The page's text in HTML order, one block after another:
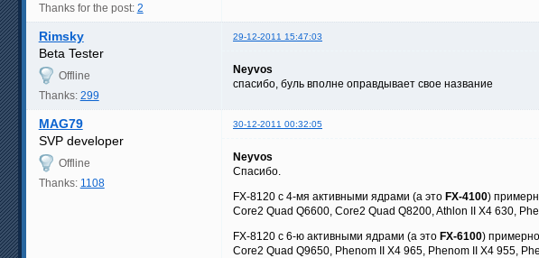
Thanks for the post: 2
Rimsky 29-12-2011 15:47:03
Beta Tester
Offline
Thanks: 299
Neyvos
спасибо, буль вполне оправдывает свое название
MAG79 30-12-2011 00:32:05
SVP developer
Offline
Thanks: 1108
Neyvos
Спасибо.
FX-8120 с 4-мя активными ядрами (а это FX-4100)
Core2 Quad Q6600, Core2 Quad Q8200, Athlon II X4 630,
FX-8120 с 6-ю активными ядрами (а это FX-6100)
Core2 Quad Q9650, Phenom II X4 965, Phenom II X4 955,